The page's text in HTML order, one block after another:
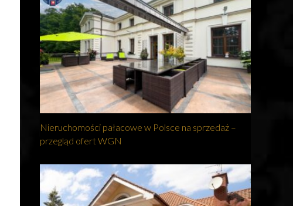
Nieruchomości pałacowe w Polsce na sprzedaż –
przegląd ofert WGN